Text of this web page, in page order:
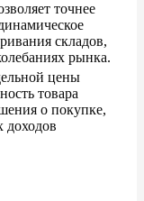
точнее
складов,
рынка.
цены
товара
о покупке,
доходов